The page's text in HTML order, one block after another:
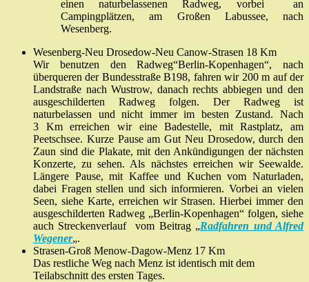
einen naturbelassenen Radweg, vorbei an
Campingplätzen, am Großen Labussee, nach
Wesenberg.
Wesenberg-Neu Drosedow-Neu Canow-Strasen 18 Km
Wir benutzen den Radweg“Berlin-Kopenhagen“, nach
überqueren der Bundesstraße B198, fahren wir 200 m auf der
Landstraße nach Wustrow, danach rechts abbiegen und den
ausgeschilderten Radweg folgen. Der Radweg ist
naturbelassen und nicht immer im besten Zustand. Nach
3 Km erreichen wir eine Badestelle, mit Rastplatz, am
Peetschsee. Kurze Pause am Gut Neu Drosedow, durch den
Zaun sind die Plakate, mit den Ankündigungen der nächsten
Konzerte, zu sehen. Als nächstes erreichen wir Seewalde.
Längere Pause, mit Kaffee und Kuchen vom Naturladen,
dabei Fragen stellen und sich informieren. Vorbei an vielen
Seen, siehe Karte, erreichen wir Strasen. Hierbei immer den
ausgeschilderten Radweg „Berlin-Kopenhagen“ folgen, siehe
auch Streckenverlauf vom Beitrag „Radfahren und Alfred
Wegener„.
Strasen-Groß Menow-Dagow-Menz 17 Km
Das restliche Weg nach Menz ist identisch mit dem
Teilabschnitt des ersten Tages.